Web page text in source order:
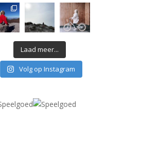
Laad meer...
Volg op Instagram